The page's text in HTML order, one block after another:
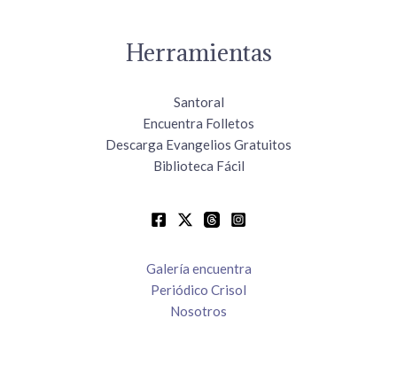
Herramientas
Santoral
Encuentra Folletos
Descarga Evangelios Gratuitos
Biblioteca Fácil
Galería encuentra
Periódico Crisol
Nosotros